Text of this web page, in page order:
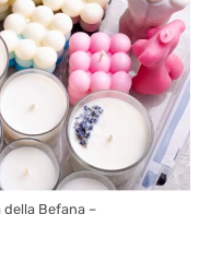
della Befana –